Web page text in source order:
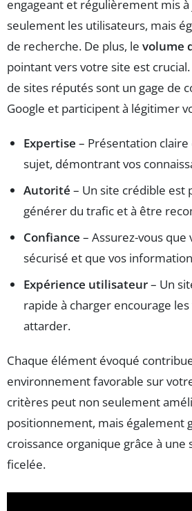
engageant et régulièrement mis
seulement les utilisateurs, mais
de recherche. De plus, le volume
pointant vers votre site est
de sites réputés sont un gage de
Google et participent à légitimer
Expertise – Présentation
sujet, démontrant vos
Autorité – Un site crédible est
générer du trafic et à être
Confiance – Assurez-vous
sécurisé et que vos
Expérience utilisateur– Un
rapide à charger encourage les
attarder.
Chaque élément évoqué
environnement favorable sur
critères peut non seulement
positionnement, mais également
croissance organique grâce à une
ficelée.